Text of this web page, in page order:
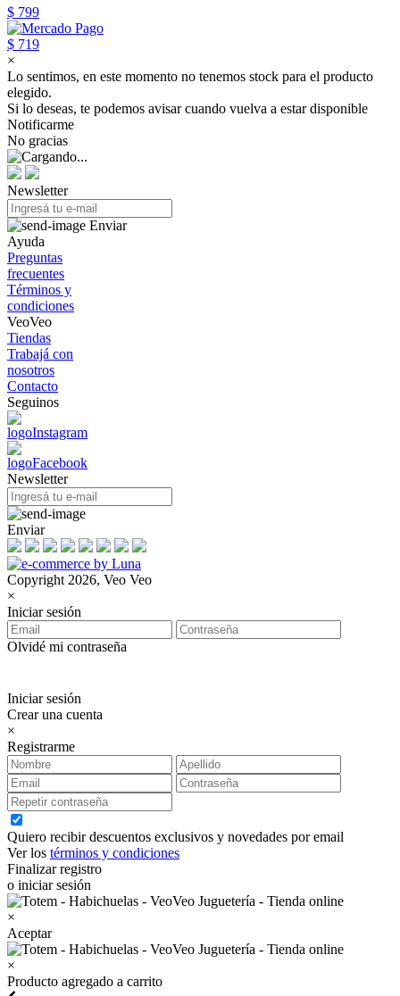
$ 799
$ 719
×
Lo sentimos, en este momento no tenemos stock para el producto
elegido.
Si lo deseas, te podemos avisar cuando vuelva a estar disponible
Notificarme
No gracias
Newsletter
Enviar
Ayuda
Preguntas
frecuentes
Términos y
condiciones
VeoVeo
Tiendas
Trabajá con
nosotros
Contacto
Seguinos
Newsletter
Enviar
Copyright 2026, Veo Veo
×
Iniciar sesión
Olvidé mi contraseña
Iniciar sesión
Crear una cuenta
×
Registrarme
Quiero recibir descuentos exclusivos y novedades por email
Ver los términos y condiciones
Finalizar registro
o iniciar sesión
×
Aceptar
×
Producto agregado a carrito